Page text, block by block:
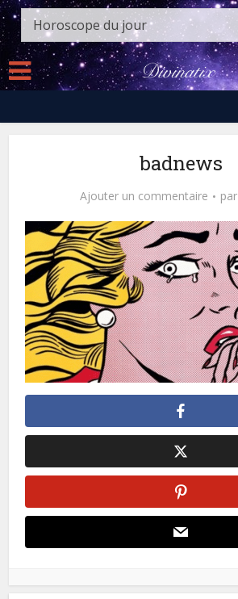
badnews
Ajouter un commentaire par